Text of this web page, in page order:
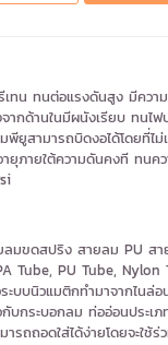
ทน ทนต่อแรงดันสูง มีควา
จากด้านในมีผนังเรียบ ทนไ
ยูสามารถบิดงอได้โดยที่ไม่
ยุภายใต้ความดันคงที ทน
ลมขดสปริง สายลม PU ส
Tube, PU Tube,
บบนิวแมติกทำมาจากไนล่อ
บกระบอกลม ท่ออ่อนประเภ
ารถถอดใส่ได้ง่ายโดยจะใช้